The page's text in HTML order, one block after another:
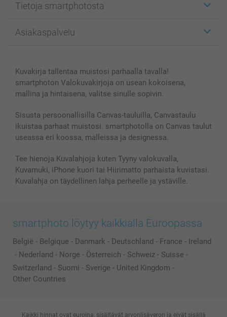
Kuvakortit
Kuvakirjat
Kännykkä & Tabletti
MyNameBook
Valokuvakehykset & Lisätarvikkeet
Lahjakortti
Kaikki kuvatuotteet
Tietoja smartphotosta
Affiliate ohjelma
Sivukartta
Ehdot/takuut
Asiakaspalvelu
smartbonus
Hinnat & maksutavat
Kuvakirja tallentaa muistosi parhaalla tavalla!
smartphoton Valokuvakirjoja on usean kokoisena,
mallina ja hintaisena, valitse sinulle sopivin.
Sisusta persoonallisilla Canvas-tauluilla, Canvastaulu
ikuistaa parhaat muistosi. smartphotolla on Canvas taulut
useassa eri koossa, malleissa ja designessa.
Tee hienoja Kuvalahjoja kuten Tyyny valokuvalla,
Kuvamuki, iPhone kuori tai Hiirimatto parhaista kuvistasi.
Kuvalahja on täydellinen lahja perheelle ja ystäville.
smartphoto löytyy kaikkialla Euroopassa
België - Belgique - Danmark - Deutschland - France - Ireland
- Nederland - Norge - Österreich - Schweiz - Suisse -
Switzerland - Suomi - Sverige - United Kingdom -
Other Countries
Kaikki hinnat ovat euroina, sisältävät arvonlisäveron ja eivät sisällä